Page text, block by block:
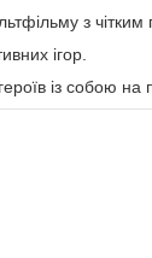
з
ігор.
із собою на